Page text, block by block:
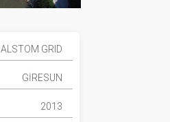
ALSTOM GRID
GİRESUN
2013